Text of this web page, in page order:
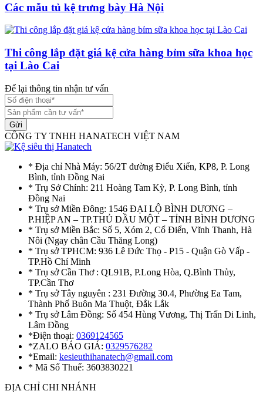
Các mẫu tủ kệ trưng bày Hà Nội
Thi công lắp đặt giá kệ cửa hàng bỉm sữa khoa học
tại Lào Cai
Để lại thông tin nhận tư vấn
Gửi
CÔNG TY TNHH HANATECH VIỆT NAM
* Địa chỉ Nhà Máy: 56/2T đường Điểu Xiển, KP8, P. Long
Bình, tỉnh Đồng Nai
* Trụ Sở Chính: 211 Hoàng Tam Kỳ, P. Long Bình, tỉnh
Đồng Nai
* Trụ sở Miền Đông: 1546 ĐẠI LỘ BÌNH DƯƠNG –
P.HIỆP AN – TP.THỦ DẦU MỘT – TỈNH BÌNH DƯƠNG
* Trụ sở Miền Bắc: Số 5, Xóm 2, Cổ Điển, Vĩnh Thanh, Hà
Nôi (Ngay chân Cầu Thăng Long)
* Trụ sở TPHCM: 936 Lê Đức Thọ - P15 - Quận Gò Vấp -
TP.Hồ Chí Minh
* Trụ sở Cần Thơ : QL91B, P.Long Hòa, Q.Bình Thủy,
TP.Cần Thơ
* Trụ sở Tây nguyên : 231 Đường 30.4, Phường Ea Tam,
Thành Phố Buôn Ma Thuột, Đắk Lắk
* Trụ sở Lâm Đồng: Số 454 Hùng Vương, Thị Trấn Di Linh,
Lâm Đồng
*Điện thoại: 0369124565
*ZALO BÁO GIÁ: 0329576282
*Email: kesieuthihanatech@gmail.com
* Mã Số Thuế: 3603830221
ĐỊA CHỈ CHI NHÁNH